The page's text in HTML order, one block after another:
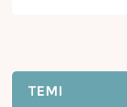
TEMI